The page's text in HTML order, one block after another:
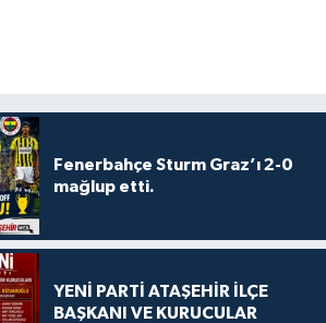
Fenerbahçe Sturm Graz’ı 2-0
mağlup etti.
YENİ PARTİ ATAŞEHİR İLÇE
BAŞKANI VE KURUCULAR